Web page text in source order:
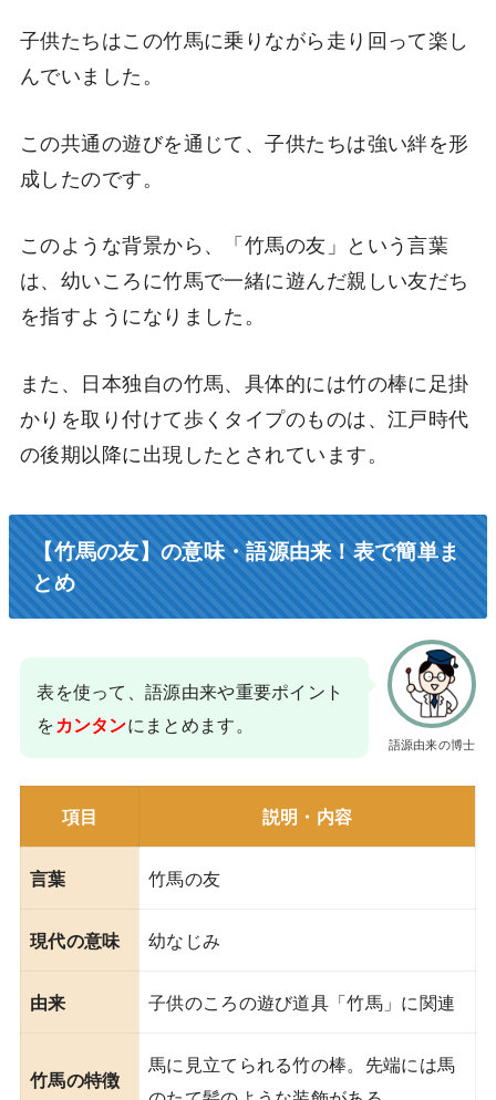
子供たちはこの竹馬に乗りながら走り回って楽し
んでいました。
この共通の遊びを通じて、子供たちは強い絆を形
成したのです。
このような背景から、「竹馬の友」という言葉
は、幼いころに竹馬で一緒に遊んだ親しい友だち
を指すようになりました。
また、日本独自の竹馬、具体的には竹の棒に足掛
かりを取り付けて歩くタイプのものは、江戸時代
の後期以降に出現したとされています。
【竹馬の友】の意味・語源由来！表で簡単ま
とめ
語源由来の博士
表を使って、語源由来や重要ポイント
をカンタンにまとめます。
項目 説明・内容
言葉 竹馬の友
現代の意味 幼なじみ
由来 子供のころの遊び道具「竹馬」に関連
竹馬の特徴
馬に見立てられる竹の棒。先端には馬